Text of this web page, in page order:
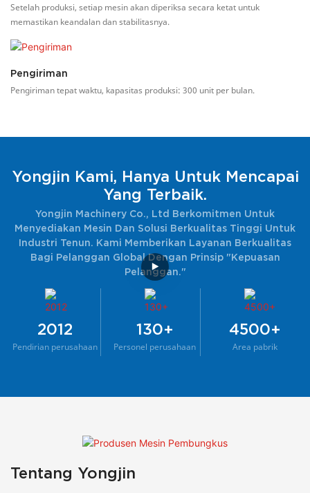
Setelah produksi, setiap mesin akan diperiksa secara ketat untuk
memastikan keandalan dan stabilitasnya.
Pengiriman
Pengiriman tepat waktu, kapasitas produksi: 300 unit per bulan.
Yongjin Kami, Hanya Untuk Mencapai
Yang Terbaik.
Yongjin Machinery Co., Ltd Berkomitmen Untuk
Menyediakan Mesin Dan Solusi Berkualitas Tinggi Untuk
Industri Tenun. Kami Memberikan Layanan Berkualitas
Bagi Pelanggan Global Dengan Prinsip "kepuasan
Pelanggan."
2012
Pendirian perusahaan
130+
Personel perusahaan
4500+
Area pabrik
Tentang Yongjin